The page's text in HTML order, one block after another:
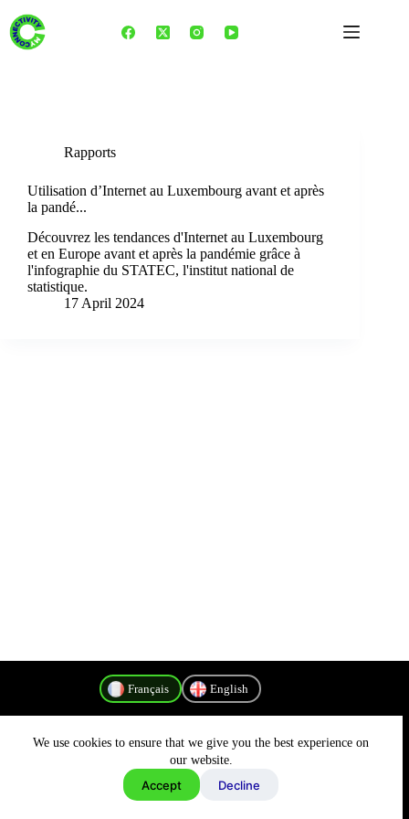
content
We use cookies to ensure that we give you the best experience on
our website.
Accept Decline
Rapports
Utilisation d’Internet au Luxembourg avant et après
la pandé...
Découvrez les tendances d'Internet au Luxembourg
et en Europe avant et après la pandémie grâce à
l'infographie du STATEC, l'institut national de
statistique.
17 April 2024
Français English
Politique de confidentialité
Copyright © 2026 - MyConnectivity